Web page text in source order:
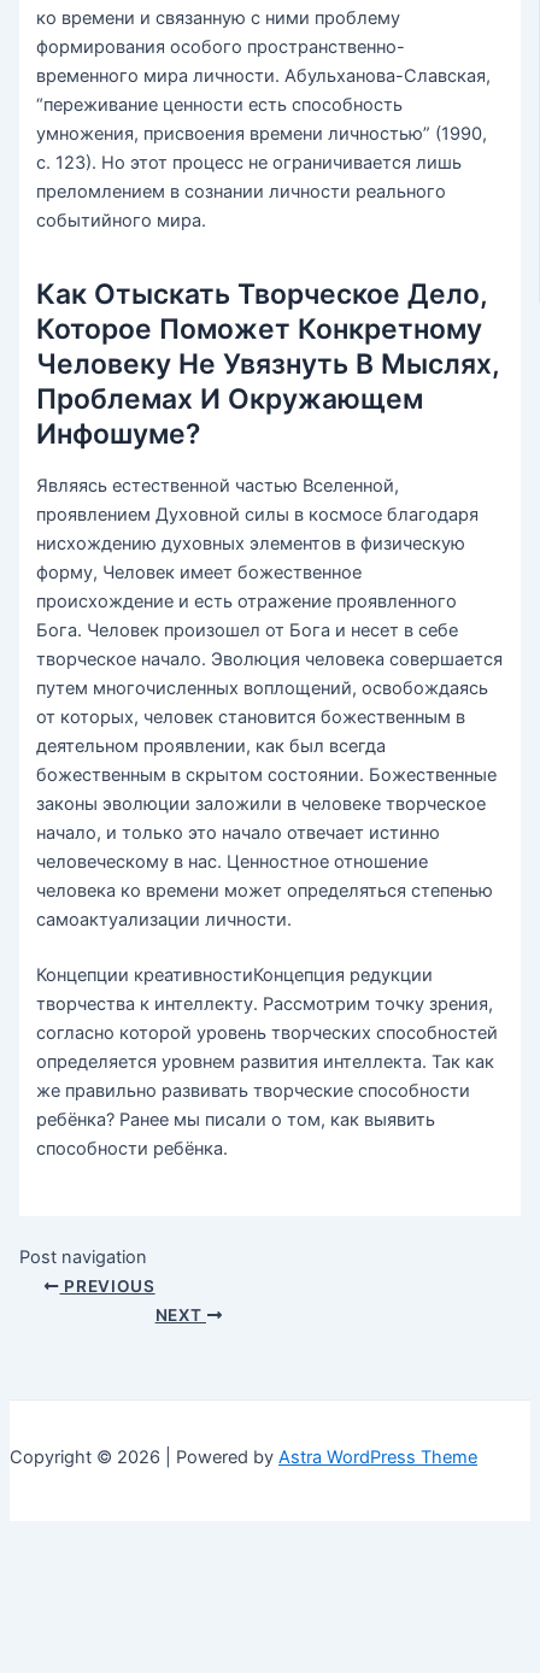
ко времени и связанную с ними проблему
формирования особого пространственно-
временного мира личности. Абульханова-Славская,
“переживание ценности есть способность
умножения, присвоения времени личностью” (1990,
с. 123). Но этот процесс не ограничивается лишь
преломлением в сознании личности реального
событийного мира.
Как Отыскать Творческое Дело,
Которое Поможет Конкретному
Человеку Не Увязнуть В Мыслях,
Проблемах И Окружающем
Инфошуме?
Являясь естественной частью Вселенной,
проявлением Духовной силы в космосе благодаря
нисхождению духовных элементов в физическую
форму, Человек имеет божественное
происхождение и есть отражение проявленного
Бога. Человек произошел от Бога и несет в себе
творческое начало. Эволюция человека совершается
путем многочисленных воплощений, освобождаясь
от которых, человек становится божественным в
деятельном проявлении, как был всегда
божественным в скрытом состоянии. Божественные
законы эволюции заложили в человеке творческое
начало, и только это начало отвечает истинно
человеческому в нас. Ценностное отношение
человека ко времени может определяться степенью
самоактуализации личности.
Концепции креативностиКонцепция редукции
творчества к интеллекту. Рассмотрим точку зрения,
согласно которой уровень творческих способностей
определяется уровнем развития интеллекта. Так как
же правильно развивать творческие способности
ребёнка? Ранее мы писали о том, как выявить
способности ребёнка.
Post navigation
PREVIOUS
NEXT
Copyright © 2026 | Powered by Astra WordPress Theme